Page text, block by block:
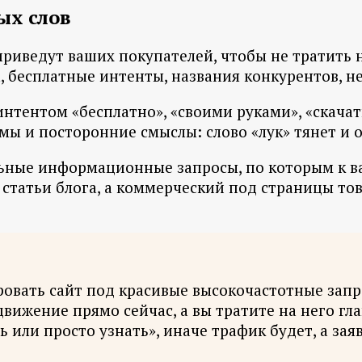
слов
ваших покупателей, чтобы не
бесплатные интенты, названия конкурентов,
«бесплатно», «своими руками»,
и посторонние смыслы: слово «лук» тянет
информационные запросы, по которым к
блога, а коммерческий под страницы
сайт под красивые высокочастотные
прямо сейчас, а вы тратите на него
или просто узнать», иначе трафик будет, а